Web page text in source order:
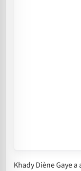
Khady Diène Gaye